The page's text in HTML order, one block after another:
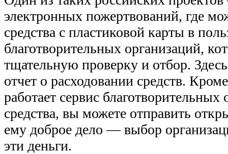
электронных пожертвований, где
средства с пластиковой карты в
благотворительных организаций,
тщательную проверку и отбор.
отчет о расходовании средств.
работает сервис
средства, вы можете отправить
ему доброе дело — выбор
эти деньги.